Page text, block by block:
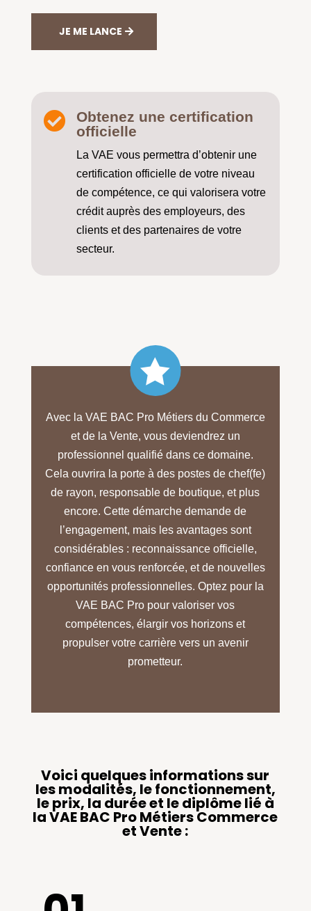
JE ME LANCE

Obtenez une certification
officielle
La VAE vous permettra d’obtenir une
certification officielle de votre niveau
de compétence, ce qui valorisera votre
crédit auprès des employeurs, des
clients et des partenaires de votre
secteur.

Avec la VAE BAC Pro Métiers du Commerce
et de la Vente, vous deviendrez un
professionnel qualifié dans ce domaine.
Cela ouvrira la porte à des postes de chef(fe)
de rayon, responsable de boutique, et plus
encore. Cette démarche demande de
l’engagement, mais les avantages sont
considérables : reconnaissance officielle,
confiance en vous renforcée, et de nouvelles
opportunités professionnelles. Optez pour la
VAE BAC Pro pour valoriser vos
compétences, élargir vos horizons et
propulser votre carrière vers un avenir
prometteur.
Voici quelques informations sur
les modalités, le fonctionnement,
le prix, la durée et le diplôme lié à
la VAE BAC Pro Métiers Commerce
et Vente :